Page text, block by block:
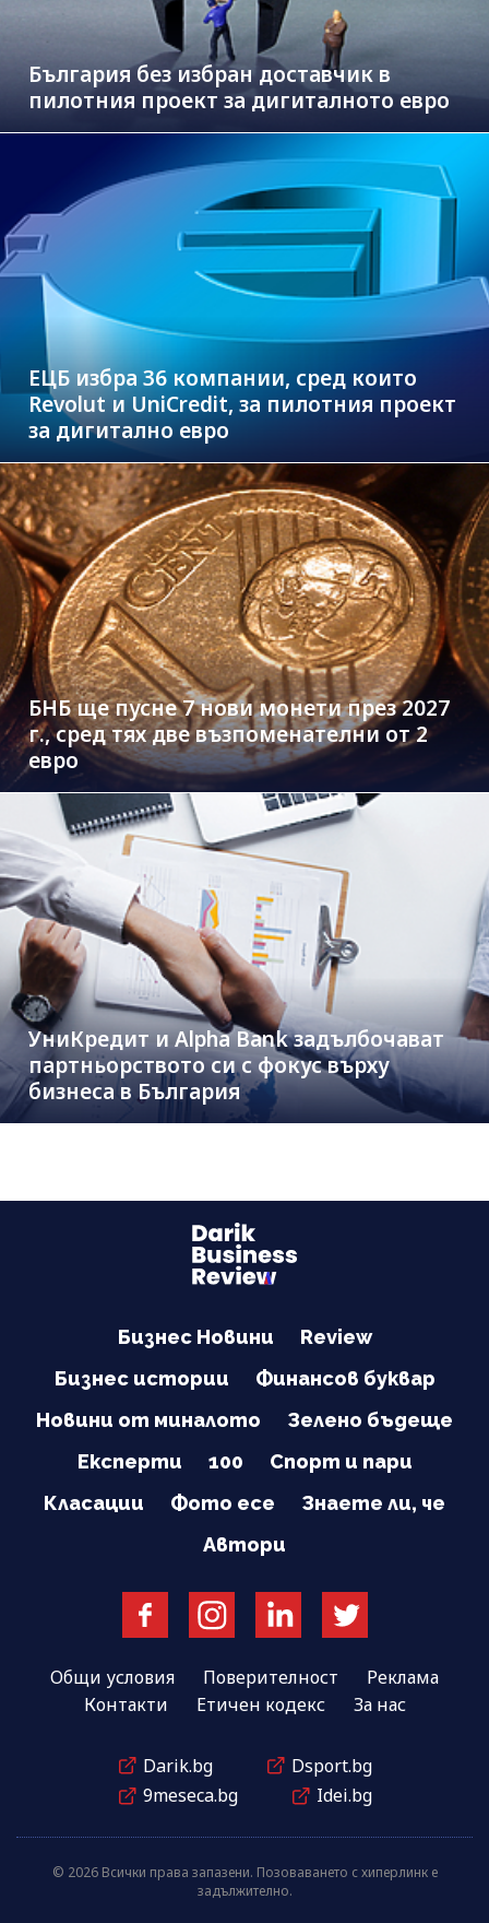
България без избран доставчик в
пилотния проект за дигиталното евро
ЕЦБ избра 36 компании, сред които
Revolut и UniCredit, за пилотния проект
за дигитално евро
БНБ ще пусне 7 нови монети през 2027
г., сред тях две възпоменателни от 2
евро
УниКредит и Alpha Bank задълбочават
партньорството си с фокус върху
бизнеса в България
Бизнес Новини
Review
Бизнес истории
Финансов буквар
Новини от миналото
Зелено бъдеще
Експерти
100
Спорт и пари
Класации
Фото есе
Знаете ли, че
Автори
Общи условия Поверителност
Реклама
Контакти
Етичен кодекс За нас
Darik.bg
Dsport.bg
9meseca.bg
Idei.bg
© 2026 Всички права запазени. Позоваването с хиперлинк е
задължително.